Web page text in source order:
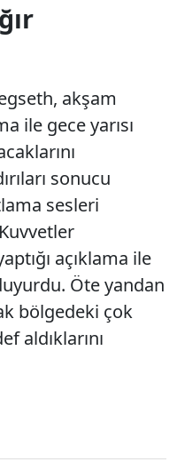
akşam
ile gece yarısı
sonucu
sesleri
açıklama ile
Öte yandan
bölgedeki çok
aldıklarını